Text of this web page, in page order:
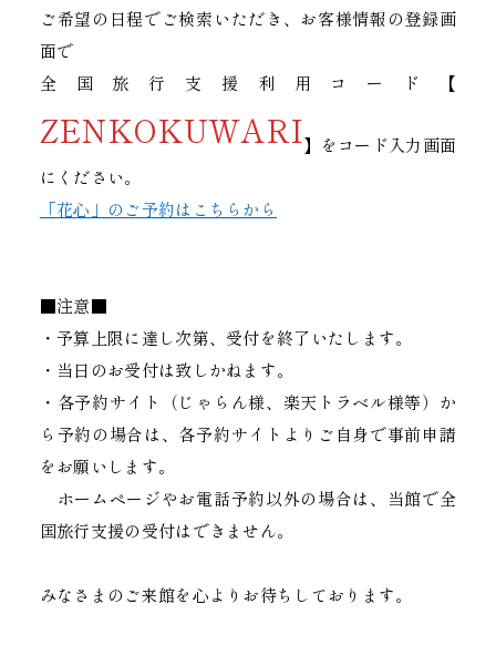
ご希望の日程でご検索いただき、お客様情報の登録画
面で
全国旅行支援利用コード【
ZENKOKUWARI】をコード入力画面
にください。
「花心」のご予約はこちらから
■注意■
・予算上限に達し次第、受付を終了いたします。
・当日のお受付は致しかねます。
・各予約サイト（じゃらん様、楽天トラベル様等）か
ら予約の場合は、各予約サイトよりご自身で事前申請
をお願いします。
ホームページやお電話予約以外の場合は、当館で全
国旅行支援の受付はできません。
みなさまのご来館を心よりお待ちしております。